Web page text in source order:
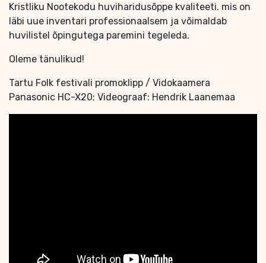
Kristliku Nootekodu huviharidusõppe kvaliteeti. mis on
läbi uue inventari professionaalsem ja võimaldab
huvilistel õpingutega paremini tegeleda.
Oleme tänulikud!
Tartu Folk festivali promoklipp / Vidokaamera
Panasonic HC-X20; Videograaf: Hendrik Laanemaa